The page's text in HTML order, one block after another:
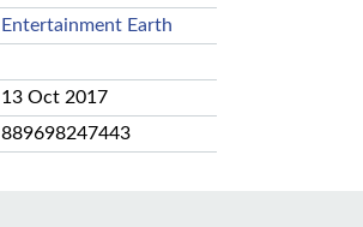
Entertainment Earth
13 Oct 2017
889698247443